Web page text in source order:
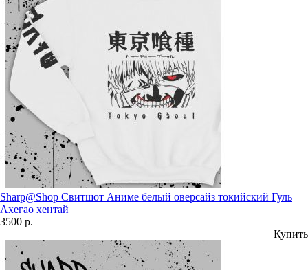
Sharp@Shop Свитшот Аниме белый оверсайз токийский Гуль
Ахегао хентай
3500 р.
Купить